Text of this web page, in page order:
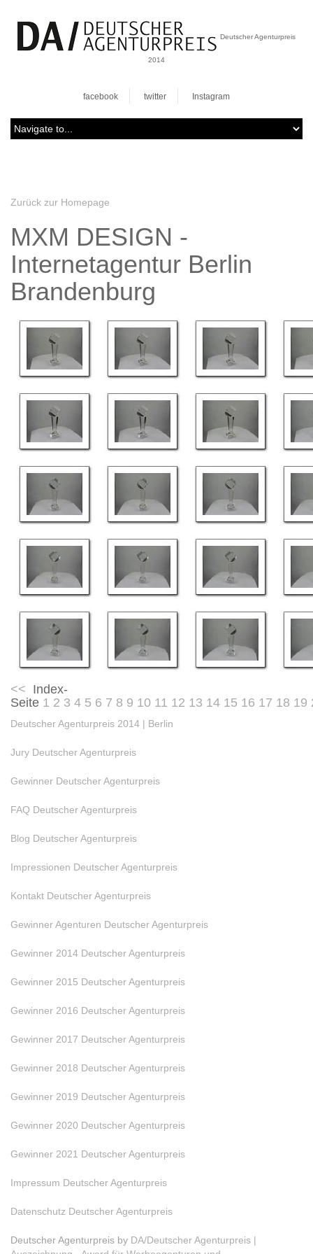
Deutscher Agenturpreis
2014
facebook twitter Instagram
Zurück zur Homepage
MXM DESIGN -
Internetagentur Berlin
Brandenburg
<< Index-
Seite 1 2 3 4 5 6 7 8 9 10 11 12 13 14 15 16 17 18 19
Deutscher Agenturpreis 2014 | Berlin
Jury Deutscher Agenturpreis
Gewinner Deutscher Agenturpreis
FAQ Deutscher Agenturpreis
Blog Deutscher Agenturpreis
Impressionen Deutscher Agenturpreis
Kontakt Deutscher Agenturpreis
Gewinner Agenturen Deutscher Agenturpreis
Gewinner 2014 Deutscher Agenturpreis
Gewinner 2015 Deutscher Agenturpreis
Gewinner 2016 Deutscher Agenturpreis
Gewinner 2017 Deutscher Agenturpreis
Gewinner 2018 Deutscher Agenturpreis
Gewinner 2019 Deutscher Agenturpreis
Gewinner 2020 Deutscher Agenturpreis
Gewinner 2021 Deutscher Agenturpreis
Impressum Deutscher Agenturpreis
Datenschutz Deutscher Agenturpreis
Deutscher Agenturpreis by DA/Deutscher Agenturpreis |